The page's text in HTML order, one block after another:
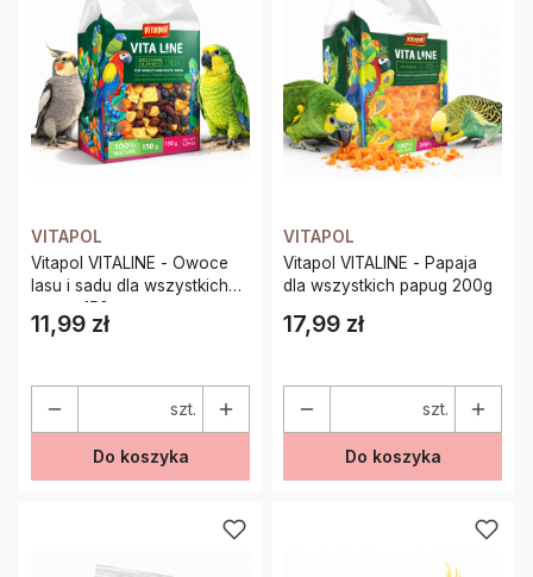
VITAPOL
Vitapol VITALINE - Owoce
lasu i sadu dla wszystkich
papug 150g
Cena
11,99 zł
szt.
Do koszyka
VITAPOL
Vitapol VITALINE - Papaja
dla wszystkich papug 200g
Cena
17,99 zł
szt.
Do koszyka